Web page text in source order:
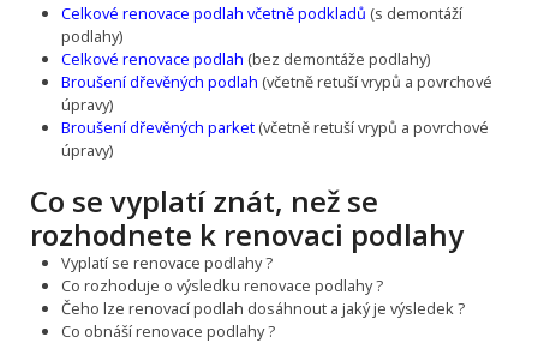
Celkové renovace podlah včetně podkladů (s demontáží
podlahy)
Celkové renovace podlah (bez demontáže podlahy)
Broušení dřevěných podlah (včetně retuší vrypů a povrchové
úpravy)
Broušení dřevěných parket(včetně retuší vrypů a povrchové
úpravy)
Co se vyplatí znát, než se
rozhodnete k renovaci podlahy
Vyplatí se renovace podlahy ?
Co rozhoduje o výsledku renovace podlahy ?
Čeho lze renovací podlah dosáhnout a jaký je výsledek ?
Co obnáší renovace podlahy ?